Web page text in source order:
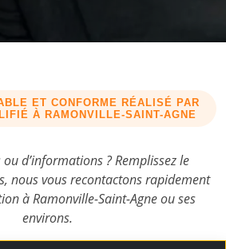
ET CONFORME RÉALISÉ PAR
À RAMONVILLE-SAINT-AGNE
ou d’informations ? Remplissez le
nous vous recontactons rapidement
à Ramonville-Saint-Agne ou ses
environs.